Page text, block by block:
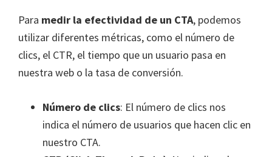
Para medir la efectividad de un CTA, podemos
utilizar diferentes métricas, como el número de
clics, el CTR, el tiempo que un usuario pasa en
nuestra web o la tasa de conversión.
Número de clics: El número de clics nos
indica el número de usuarios que hacen clic en
nuestro CTA.